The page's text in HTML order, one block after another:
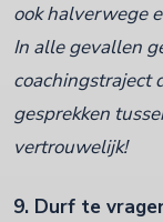
ook halverwege
In alle gevallen
coachingstraject
gesprekken
vertrouwelijk!
9. Durf te